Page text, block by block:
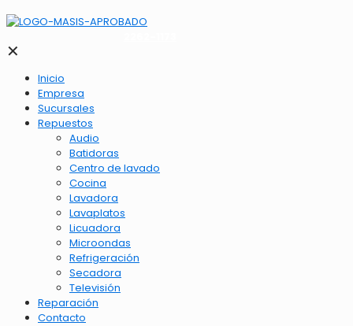
✕
Inicio
Empresa
Sucursales
Repuestos
Audio
Batidoras
Centro de lavado
Cocina
Lavadora
Lavaplatos
Licuadora
Microondas
Refrigeración
Secadora
Televisión
Reparación
Contacto